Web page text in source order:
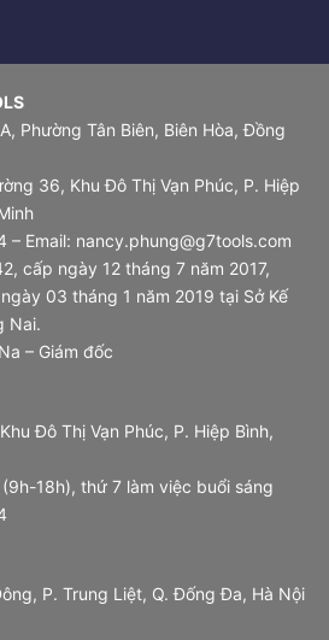
Phường Tân Biên, Biên Hòa, Đồng
36, Khu Đô Thị Vạn Phúc, P. Hiệp
Email: nancy.phung@g7tools.com
cấp ngày 12 tháng 7 năm 2017,
03 tháng 1 năm 2019 tại Sở Kế
Nai.
– Giám đốc
Đô Thị Vạn Phúc, P. Hiệp Bình,
18h), thứ 7 làm việc buổi sáng
P. Trung Liệt, Q. Đống Đa, Hà Nội